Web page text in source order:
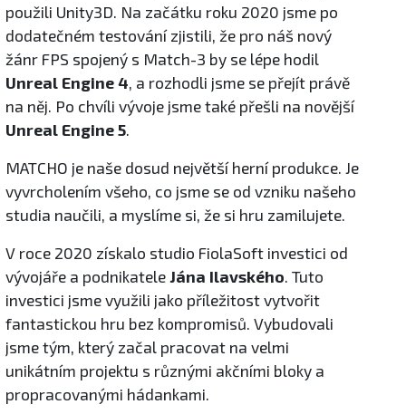
použili Unity3D. Na začátku roku 2020 jsme po
dodatečném testování zjistili, že pro náš nový
žánr FPS spojený s Match-3 by se lépe hodil
Unreal Engine 4, a rozhodli jsme se přejít právě
na něj. Po chvíli vývoje jsme také přešli na novější
Unreal Engine 5.
MATCHO je naše dosud největší herní produkce. Je
vyvrcholením všeho, co jsme se od vzniku našeho
studia naučili, a myslíme si, že si hru zamilujete.
V roce 2020 získalo studio FiolaSoft investici od
vývojáře a podnikateleJána Ilavského. Tuto
investici jsme využili jako příležitost vytvořit
fantastickou hru bez kompromisů. Vybudovali
jsme tým, který začal pracovat na velmi
unikátním projektu s různými akčními bloky a
propracovanými hádankami.